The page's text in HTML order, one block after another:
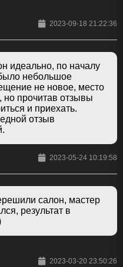
2023-09-18 21:22:36
идеально, по началу
небольшое
не новое, место
но прочитав отзывы
и приехать.
отзыв
2023-05-24 10:19:58
салон, мастер
результат в
2023-03-20 23:50:26